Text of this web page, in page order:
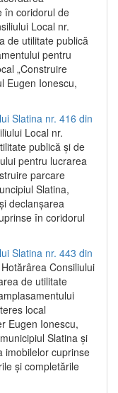
în coridorul de
Local nr.
de utilitate publică
pentru
„Construire
Eugen Ionescu,
Slatina nr. 416 din
Local nr.
publică și de
pentru lucrarea
parcare
Slatina,
declanșarea
în coridorul
Slatina nr. 443 din
Consiliului
de utilitate
local
Eugen Ionescu,
Slatina şi
imobilelor cuprinse
şi completările